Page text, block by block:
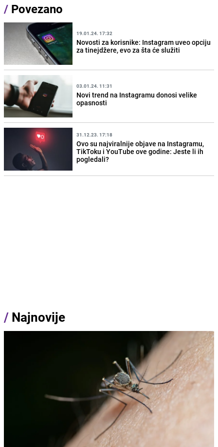
/ Povezano
19.01.24. 17:32
Novosti za korisnike: Instagram uveo opciju
za tinejdžere, evo za šta će služiti
03.01.24. 11:31
Novi trend na Instagramu donosi velike
opasnosti
31.12.23. 17:18
Ovo su najviralnije objave na Instagramu,
TikToku i YouTube ove godine: Jeste li ih
pogledali?
/ Najnovije